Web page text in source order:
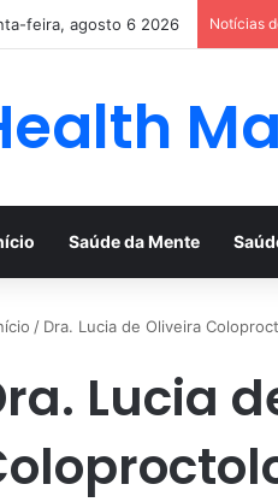
feira, agosto 6 2026 Notícias
Saúde da Mente
/ Dra. Lucia de Oliveira
Lucia